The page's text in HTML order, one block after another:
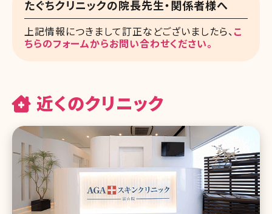
たぐちクリニックの院長先生・関係者様へ
上記情報につきまして訂正などございましたら、こ
ちらのフォームからお問い合わせください。
近くのクリニック